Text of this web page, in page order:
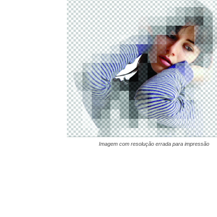
Imagem com resolução errada para impressão